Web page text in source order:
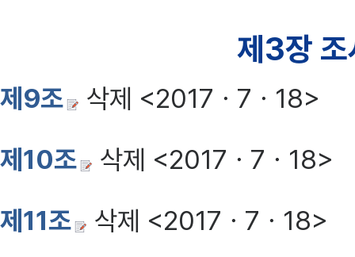
제3장 조
제9조
삭제 <2017ㆍ7ㆍ18>
제10조
삭제 <2017ㆍ7ㆍ18>
제11조
삭제 <2017ㆍ7ㆍ18>